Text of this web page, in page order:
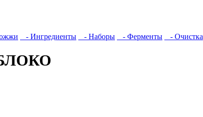
- Ингредиенты - Наборы - Ферменты - Очистка